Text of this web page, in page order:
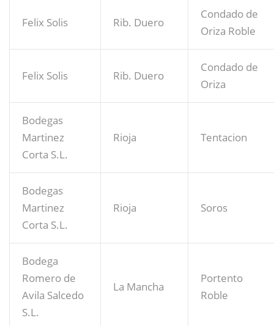
Felix Solis Rib. Duero
Condado de
Oriza Roble
Felix Solis Rib. Duero
Condado de
Oriza
Bodegas
Martinez
Corta S.L.
Rioja Tentacion
Bodegas
Martinez
Corta S.L.
Rioja Soros
Bodega
Romero de
Avila Salcedo
S.L.
La Mancha
Portento
Roble